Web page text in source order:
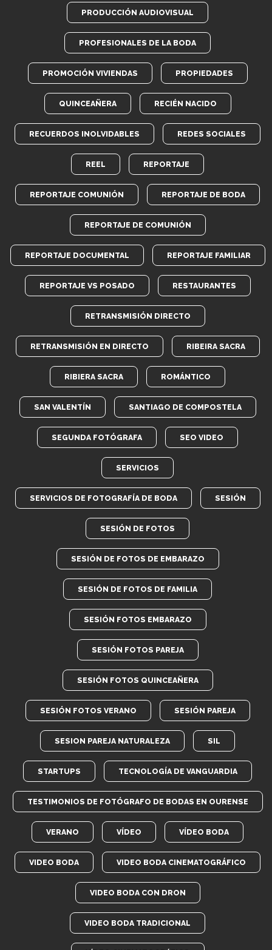
PRODUCCIÓN AUDIOVISUAL
PROFESIONALES DE LA BODA
PROMOCIÓN VIVIENDAS PROPIEDADES
QUINCEAÑERA RECIÉN NACIDO
RECUERDOS INOLVIDABLES REDES SOCIALES
REEL REPORTAJE
REPORTAJE COMUNIÓN REPORTAJE DE BODA
REPORTAJE DE COMUNIÓN
REPORTAJE DOCUMENTAL REPORTAJE FAMILIAR
REPORTAJE VS POSADO RESTAURANTES
RETRANSMISIÓN DIRECTO
RETRANSMISIÓN EN DIRECTO RIBEIRA SACRA
RIBIERA SACRA ROMÁNTICO
SAN VALENTÍN SANTIAGO DE COMPOSTELA
SEGUNDA FOTÓGRAFA SEO VIDEO
SERVICIOS
SERVICIOS DE FOTOGRAFÍA DE BODA SESIÓN
SESIÓN DE FOTOS
SESIÓN DE FOTOS DE EMBARAZO
SESIÓN DE FOTOS DE FAMILIA
SESIÓN FOTOS EMBARAZO
SESIÓN FOTOS PAREJA
SESIÓN FOTOS QUINCEAÑERA
SESIÓN FOTOS VERANO SESIÓN PAREJA
SESION PAREJA NATURALEZA SIL
STARTUPS TECNOLOGÍA DE VANGUARDIA
TESTIMONIOS DE FOTÓGRAFO DE BODAS EN OURENSE
VERANO VÍDEO VÍDEO BODA
VIDEO BODA VIDEO BODA CINEMATOGRÁFICO
VIDEO BODA CON DRON
VIDEO BODA TRADICIONAL